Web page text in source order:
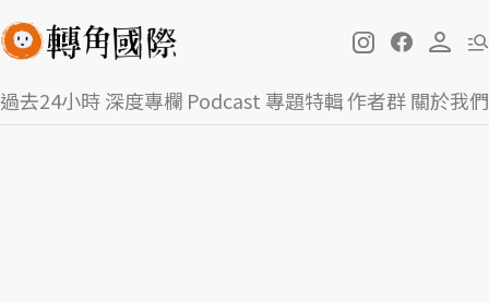
過去24小時深度專欄 Podcast 專題特輯作者群關於我們